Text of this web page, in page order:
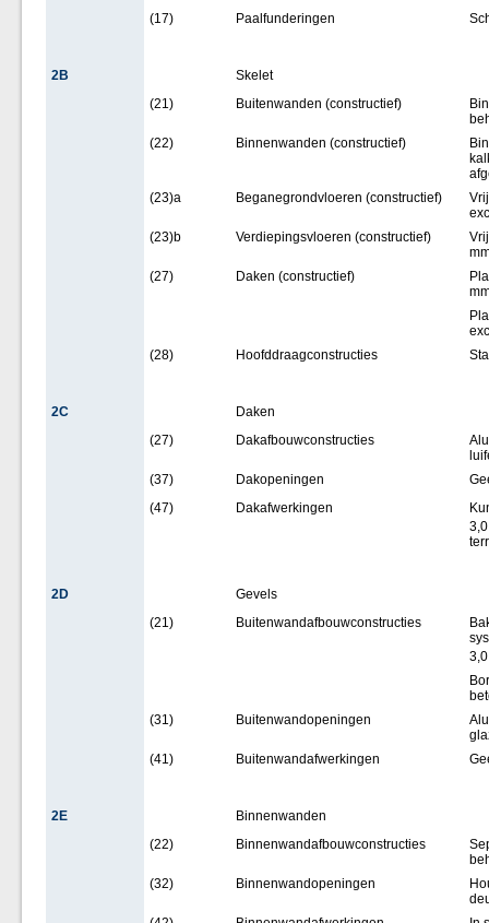
(17)
Paalfunderingen
2B
Skelet
(21)
Buitenwanden (constructief)
(22)
Binnenwanden (constructief)
(23)a
Beganegrondvloeren (constructief)
(23)b
Verdiepingsvloeren (constructief)
(27)
Daken (constructief)
(28)
Hoofddraagconstructies
2C
Daken
(27)
Dakafbouwconstructies
(37)
Dakopeningen
(47)
Dakafwerkingen
2D
Gevels
(21)
Buitenwandafbouwconstructies
(31)
Buitenwandopeningen
(41)
Buitenwandafwerkingen
2E
Binnenwanden
(22)
Binnenwandafbouwconstructies
(32)
Binnenwandopeningen